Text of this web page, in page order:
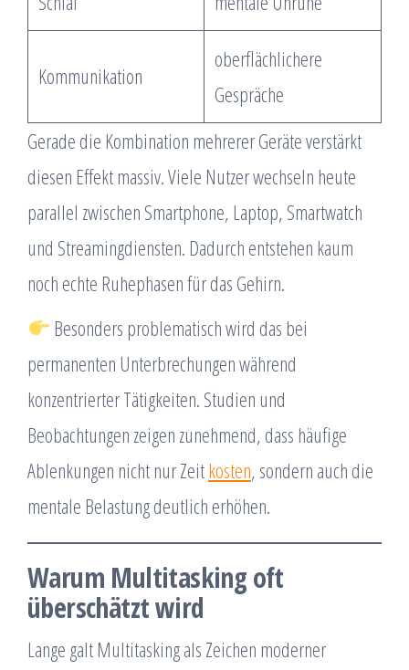
Kommunikation
oberflächlichere
Gespräche
Gerade die Kombination mehrerer Geräte verstärkt
diesen Effekt massiv. Viele Nutzer wechseln heute
parallel zwischen Smartphone, Laptop, Smartwatch
und Streamingdiensten. Dadurch entstehen kaum
noch echte Ruhephasen für das Gehirn.
Besonders problematisch wird das bei
permanenten Unterbrechungen während
konzentrierter Tätigkeiten. Studien und
Beobachtungen zeigen zunehmend, dass häufige
Ablenkungen nicht nur Zeitkosten, sondern auch die
mentale Belastung deutlich erhöhen.
Warum Multitasking oft
überschätzt wird
Lange galt Multitasking als Zeichen moderner